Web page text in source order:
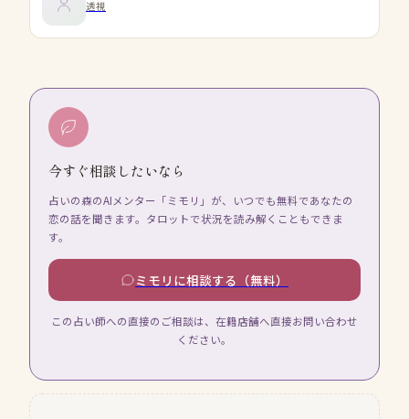
透視
今すぐ相談したいなら
占いの森のAIメンター「ミモリ」が、いつでも無料であなたの
恋の話を聞きます。タロットで状況を読み解くこともできま
す。
ミモリに相談する（無料）
この占い師への直接のご相談は、在籍店舗へ直接お問い合わせ
ください。